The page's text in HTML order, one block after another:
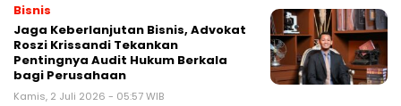
Bisnis
Jaga Keberlanjutan Bisnis, Advokat
Roszi Krissandi Tekankan
Pentingnya Audit Hukum Berkala
bagi Perusahaan
Kamis, 2 Juli 2026 - 05:57 WIB